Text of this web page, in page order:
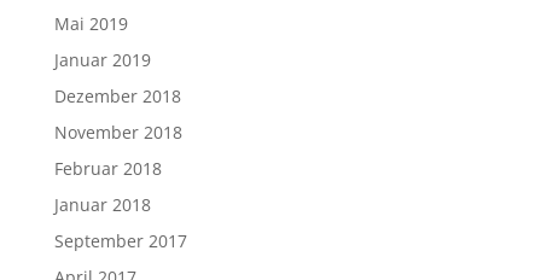
Mai 2019
Januar 2019
Dezember 2018
November 2018
Februar 2018
Januar 2018
September 2017